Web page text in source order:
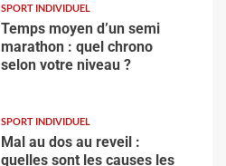
SPORT INDIVIDUEL
Temps moyen d’un semi
marathon : quel chrono
selon votre niveau ?
SPORT INDIVIDUEL
Mal au dos au reveil :
quelles sont les causes les